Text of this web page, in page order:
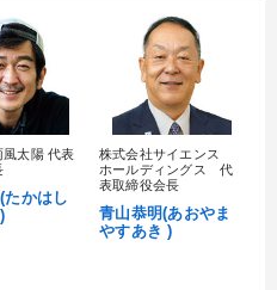
風太陽 代表
たかはし
株式会社サイエンス
ホールディングス 代
表取締役会長
青山恭明(あおやま
やすあき )